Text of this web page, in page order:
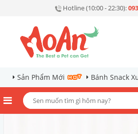
Hotline (10:00 - 22:30):
Sản Phẩm Mới Bánh Snack